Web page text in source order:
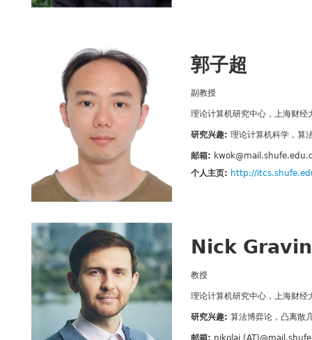
郭子超
副教授
理论计算机研究中心，上海财经
研究兴趣: 理论计算机科学，算
邮箱:
个人主页: http://
Nick Gravin
教授
理论计算机研究中心，上海财经
研究兴趣: 算法博弈论，凸离散
邮箱: nikolai